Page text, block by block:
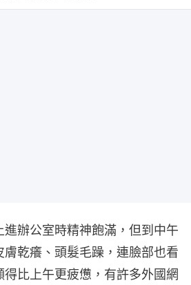
辦公室時精神飽滿，但到中午
乾癢、頭髮毛躁，連臉部也看
比上午更疲憊，有許多外國網